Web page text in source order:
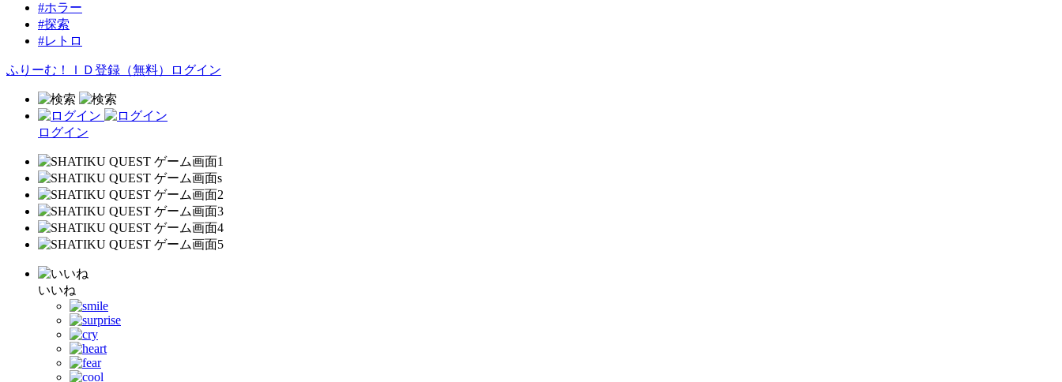
#ホラー
#探索
#レトロ
ふりーむ！ＩＤ登録（無料） ログイン
ログイン
いいね